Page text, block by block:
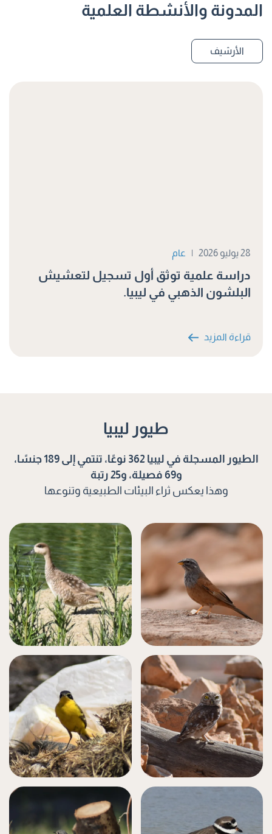
المدونة والأنشطة العلمية
الأرشيف
28 يوليو 2026 | عام
دراسة علمية توثق أول تسجيل لتعشيش
البلشون الذهبي في ليبيا.
قراءة المزيد
طيور ليبيا
الطيور المسجلة في ليبيا 362 نوعًا، تنتمي إلى 189 جنسًا،
و69 فصيلة، و25 رتبة
وهذا يعكس ثراء البيئات الطبيعية وتنوعها
دَرسَة منزلية حذف رخامي
بومة صغيرة (أم
قويق)
الذُعرَة الصفراء